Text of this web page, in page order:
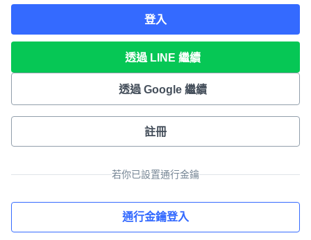
登入
透過 LINE 繼續
透過 Google 繼續
註冊
若你已設置通行金鑰
通行金鑰登入